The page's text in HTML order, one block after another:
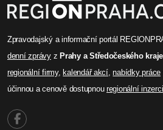
Zpravodajský a informační portál
denní zprávyz Prahy a Středočeského kraje
regionální firmy, kalendář akcí,nabídky práce
účinnou a cenově dostupnou regionální inzerci